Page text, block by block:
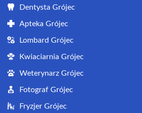
Dentysta Grójec
Apteka Grójec
Lombard Grójec
Kwiaciarnia Grójec
Weterynarz Grójec
Fotograf Grójec
Fryzjer Grójec